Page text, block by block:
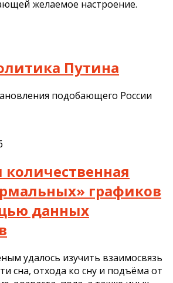
желаемое настроение.
Путина
подобающего России
количественная
графиков
данных
удалось изучить взаимосвязь
сна, отхода ко сну и подъёма от